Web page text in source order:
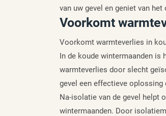
van uw gevel en geniet van
Voorkomt
Voorkomt warmteverlies in
In de koude wintermaanden
warmteverlies door slecht
gevel een effectieve
Na-isolatie van de gevel helpt
wintermaanden. Door